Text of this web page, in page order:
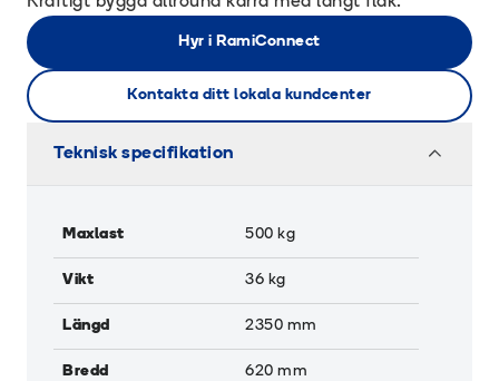
Hyr i RamiConnect
Kontakta ditt lokala kundcenter
Teknisk specifikation
Maxlast 500 kg
Vikt 36 kg
Längd 2350 mm
Bredd 620 mm